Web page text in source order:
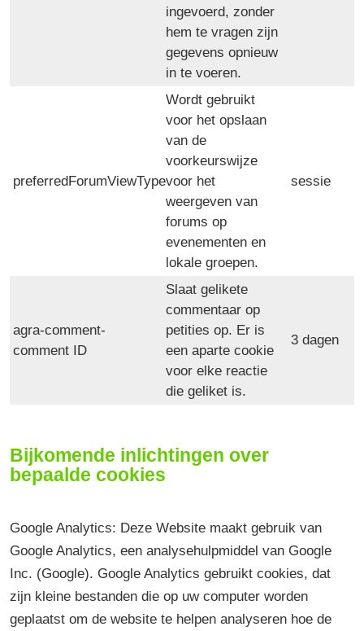
ingevoerd, zonder
hem te vragen zijn
gegevens opnieuw
in te voeren.
preferredForumViewType
Wordt gebruikt
voor het opslaan
van de
voorkeurswijze
voor het
weergeven van
forums op
evenementen en
lokale groepen.
sessie
agra-comment-
comment ID
Slaat gelikete
commentaar op
petities op. Er is
een aparte cookie
voor elke reactie
die geliket is.
3 dagen
Bijkomende inlichtingen over
bepaalde cookies
Google Analytics: Deze Website maakt gebruik van
Google Analytics, een analysehulpmiddel van Google
Inc. (Google). Google Analytics gebruikt cookies, dat
zijn kleine bestanden die op uw computer worden
geplaatst om de website te helpen analyseren hoe de